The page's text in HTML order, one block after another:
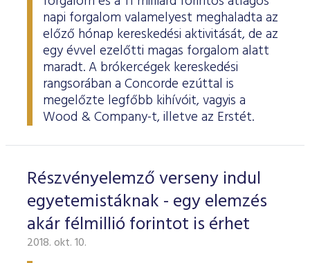
napi forgalom valamelyest meghaladta az
előző hónap kereskedési aktivitását, de az
egy évvel ezelőtti magas forgalom alatt
maradt. A brókercégek kereskedési
rangsorában a Concorde ezúttal is
megelőzte legfőbb kihívóit, vagyis a
Wood & Company-t, illetve az Erstét.
Részvényelemző verseny indul
egyetemistáknak - egy elemzés
akár félmillió forintot is érhet
2018. okt. 10.